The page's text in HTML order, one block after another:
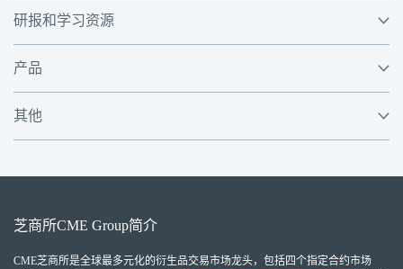
研报和学习资源
产品
其他
芝商所CME Group简介
CME芝商所是全球最多元化的衍生品交易市场龙头，包括四个指定合约市场